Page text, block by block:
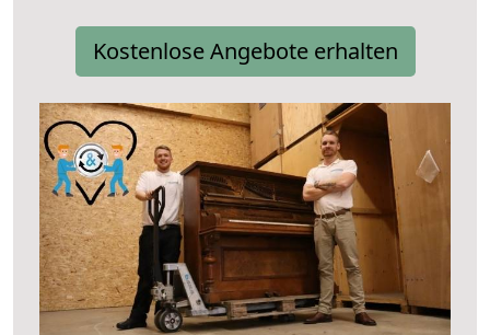
Kostenlose Angebote erhalten